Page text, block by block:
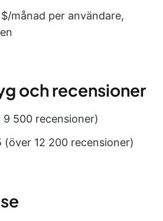
månad per användare,
och recensioner
500 recensioner)
(över 12 200 recensioner)